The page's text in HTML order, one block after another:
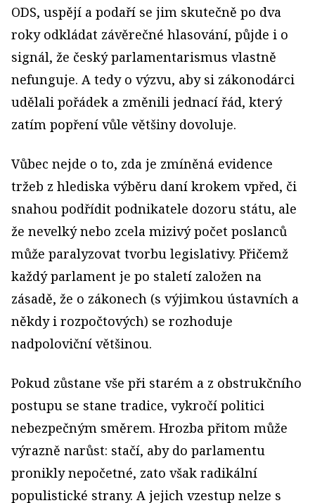
ODS, uspějí a podaří se jim skutečně po dva
roky odkládat závěrečné hlasování, půjde i o
signál, že český parlamentarismus vlastně
nefunguje. A tedy o výzvu, aby si zákonodárci
udělali pořádek a změnili jednací řád, který
zatím popření vůle většiny dovoluje.
Vůbec nejde o to, zda je zmíněná evidence
tržeb z hlediska výběru daní krokem vpřed, či
snahou podřídit podnikatele dozoru státu, ale
že nevelký nebo zcela mizivý počet poslanců
může paralyzovat tvorbu legislativy. Přičemž
každý parlament je po staletí založen na
zásadě, že o zákonech (s výjimkou ústavních a
někdy i rozpočtových) se rozhoduje
nadpoloviční většinou.
Pokud zůstane vše při starém a z obstrukčního
postupu se stane tradice, vykročí politici
nebezpečným směrem. Hrozba přitom může
výrazně narůst: stačí, aby do parlamentu
pronikly nepočetné, zato však radikální
populistické strany. A jejich vzestup nelze s